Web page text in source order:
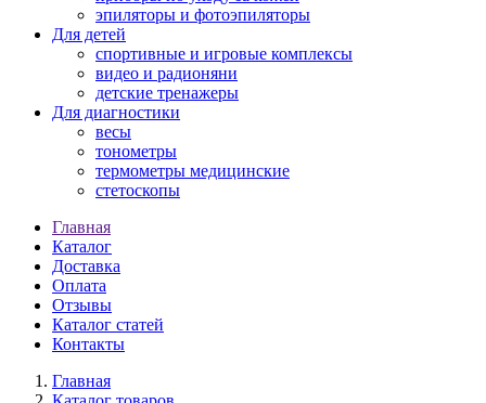
эпиляторы и фотоэпиляторы
Для детей
спортивные и игровые комплексы
видео и радионяни
детские тренажеры
Для диагностики
весы
тонометры
термометры медицинские
стетоскопы
Главная
Каталог
Доставка
Оплата
Отзывы
Каталог статей
Контакты
Главная